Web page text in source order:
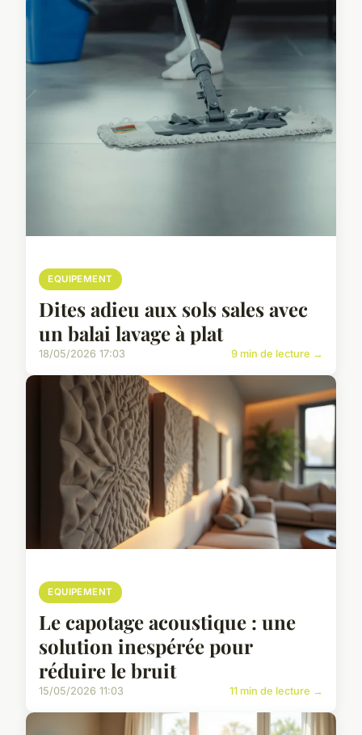
EQUIPEMENT
Dites adieu aux sols sales avec
un balai lavage à plat
18/05/2026 17:03 9 min de lecture →
EQUIPEMENT
Le capotage acoustique : une
solution inespérée pour
réduire le bruit
15/05/2026 11:03 11 min de lecture →